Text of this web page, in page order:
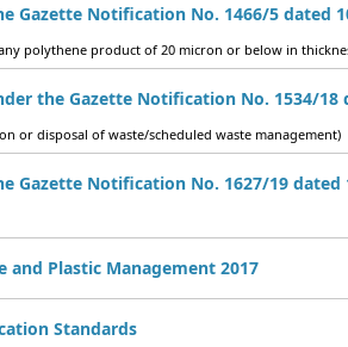
Gazette Notification No. 1466/5 dated
polythene product of 20 micron or below in
the Gazette Notification No. 1534/18
or disposal of waste/scheduled waste management)
Gazette Notification No. 1627/19 dated
and Plastic Management 2017
Standards